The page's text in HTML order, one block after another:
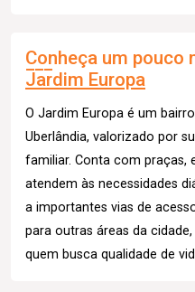
Conheça um pouco
Jardim Europa
O Jardim Europa é um
Uberlândia, valorizado por
familiar. Conta com praças,
atendem às necessidades
a importantes vias de
para outras áreas da
quem busca qualidade de